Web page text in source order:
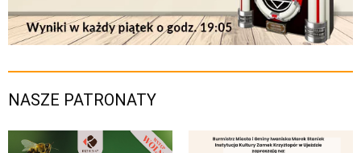
NASZE PATRONATY